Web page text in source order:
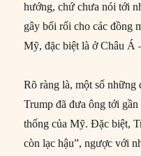
hướng, chứ chưa nói tới
gây bối rối cho các đồng
Mỹ, đặc biệt là ở Châu Á
Rõ ràng là, một số những
Trump đã đưa ông tới
thống của Mỹ. Đặc biệt,
còn lạc hậu”, ngược với